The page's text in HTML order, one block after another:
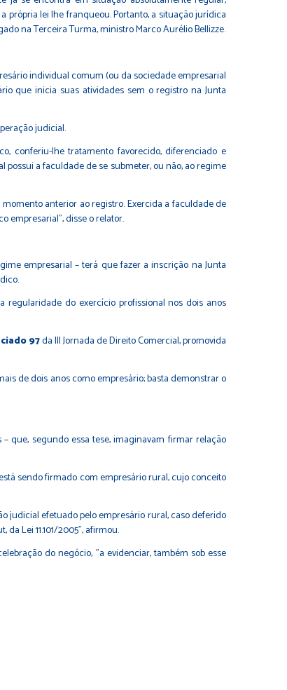
própria lei lhe franqueou. Portanto, a situação jurídica
na Terceira Turma, ministro Marco Aurélio Bellizze.
individual comum (ou da sociedade empresarial
que inicia suas atividades sem o registro na Junta
judicial.
conferiu-lhe tratamento favorecido, diferenciado e
a faculdade de se submeter, ou não, ao regime
anterior ao registro. Exercida a faculdade de
empresarial", disse o relator.
empresarial – terá que fazer a inscrição na Junta
do exercício profissional nos dois anos
97da III Jornada de Direito Comercial, promovida
de dois anos como empresário; basta demonstrar o
que, segundo essa tese, imaginavam firmar relação
sendo firmado com empresário rural, cujo conceito
judicial efetuado pelo empresário rural, caso deferido
Lei 11.101/2005", afirmou.
do negócio, "a evidenciar, também sob esse